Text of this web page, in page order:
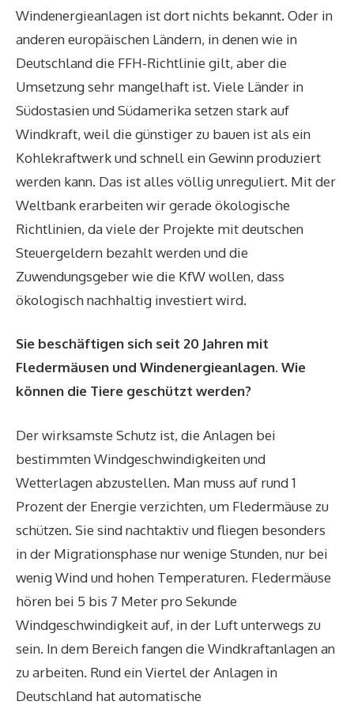
Windenergieanlagen ist dort nichts bekannt. Oder in
anderen europäischen Ländern, in denen wie in
Deutschland die FFH-Richtlinie gilt, aber die
Umsetzung sehr mangelhaft ist. Viele Länder in
Südostasien und Südamerika setzen stark auf
Windkraft, weil die günstiger zu bauen ist als ein
Kohlekraftwerk und schnell ein Gewinn produziert
werden kann. Das ist alles völlig unreguliert. Mit der
Weltbank erarbeiten wir gerade ökologische
Richtlinien, da viele der Projekte mit deutschen
Steuergeldern bezahlt werden und die
Zuwendungsgeber wie die KfW wollen, dass
ökologisch nachhaltig investiert wird.
Sie beschäftigen sich seit 20 Jahren mit
Fledermäusen und Windenergieanlagen. Wie
können die Tiere geschützt werden?
Der wirksamste Schutz ist, die Anlagen bei
bestimmten Windgeschwindigkeiten und
Wetterlagen abzustellen. Man muss auf rund 1
Prozent der Energie verzichten, um Fledermäuse zu
schützen. Sie sind nachtaktiv und fliegen besonders
in der Migrationsphase nur wenige Stunden, nur bei
wenig Wind und hohen Temperaturen. Fledermäuse
hören bei 5 bis 7 Meter pro Sekunde
Windgeschwindigkeit auf, in der Luft unterwegs zu
sein. In dem Bereich fangen die Windkraftanlagen an
zu arbeiten. Rund ein Viertel der Anlagen in
Deutschland hat automatische